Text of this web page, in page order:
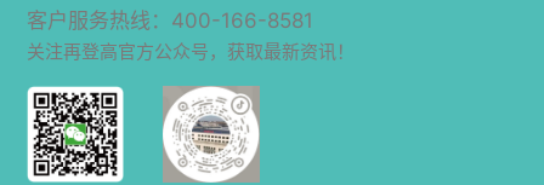
客户服务热线：400-166-8581
关注再登高官方公众号，获取最新资讯！